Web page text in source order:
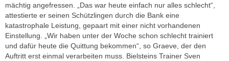
mächtig angefressen. „Das war heute einfach nur alles schlecht“,
attestierte er seinen Schützlingen durch die Bank eine
katastrophale Leistung, gepaart mit einer nicht vorhandenen
Einstellung. „Wir haben unter der Woche schon schlecht trainiert
und dafür heute die Quittung bekommen“, so Graeve, der den
Auftritt erst einmal verarbeiten muss. Bielsteins Trainer Sven